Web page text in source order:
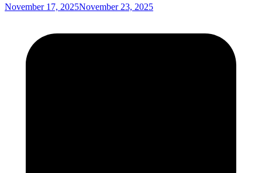
November 17, 2025November 23, 2025